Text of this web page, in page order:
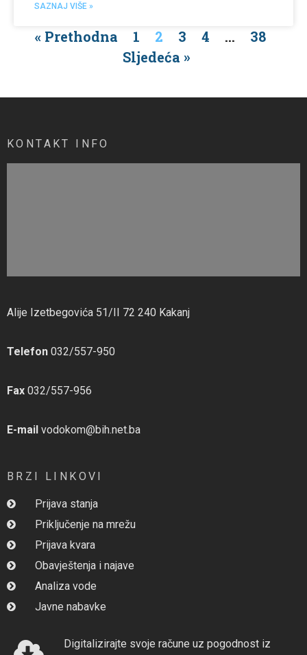
SAZNAJ VIŠE »
« Prethodna 1 2 3 4 …
38
Sljedeća »
KONTAKT INFO
Alije Izetbegovića 51/II 72 240 Kakanj
Telefon 032/557-950
Fax 032/557-956
E-mail vodokom@bih.net.ba
BRZI LINKOVI
Prijava stanja
Priključenje na mrežu
Prijava kvara
Obavještenja i najave
Analiza vode
Javne nabavke
Digitalizirajte svoje račune uz pogodnost iz